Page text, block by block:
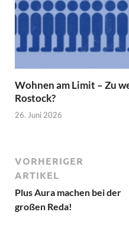
Wohnen am Limit – Zu
Rostock?
26. Juni 2026
VORHERIGER
ARTIKEL
Plus Aura machen bei der
großen Reda!